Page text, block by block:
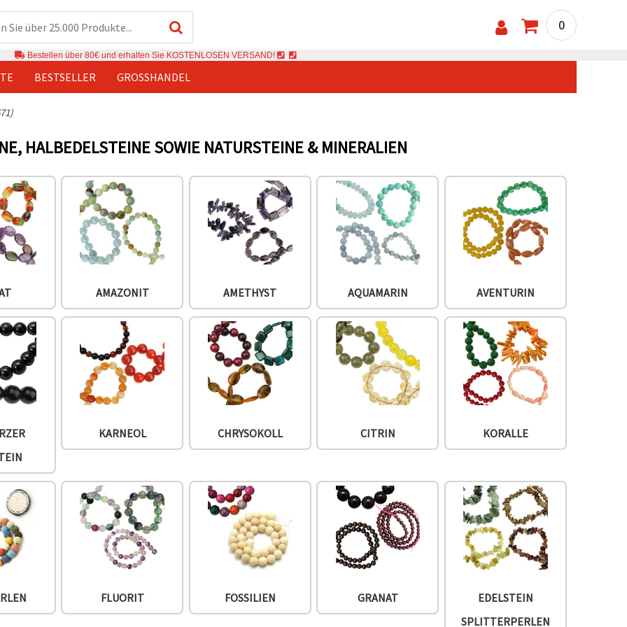
0
Bestellen über 80€ und erhalten Sie KOSTENLOSEN VERSAND!
BESTSELLER GROSSHANDEL
HALBEDELSTEINE SOWIE NATURSTEINE & MINERALIEN
AMAZONIT AMETHYST AQUAMARIN AVENTURIN
KARNEOL CHRYSOKOLL CITRIN KORALLE
FLUORIT FOSSILIEN GRANAT
EDELSTEIN
SPLITTERPERLEN